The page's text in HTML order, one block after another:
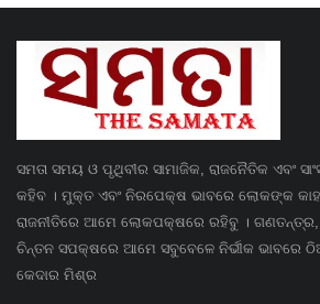
ସମତା ସମୟ ଓ ପୃଥିବୀର ସାମାଜିକ, ରାଜନୈତିକ ଏବଂ
କହିବ । ମୁକ୍ତ ଏବଂ ନିରପେକ୍ଷ ଭାବରେ ଲୋକଙ୍କ
ରାଜନୀତିରେ ଆମେ ଲୋକପକ୍ଷରେ ରହିବୁ । ଗଣତନ୍ତ୍ର,
ଚିନ୍ତନ ସପକ୍ଷରେ ଆମେ ସବୁବେଳେ ନିର୍ଭୀକ ଭାବରେ
କେଦାର ମିଶ୍ର